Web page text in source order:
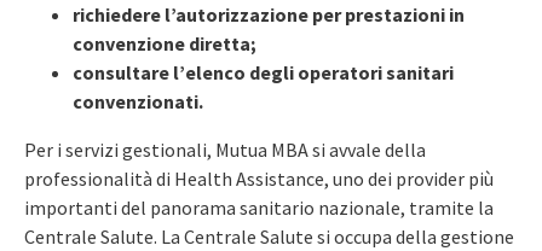
richiedere l’autorizzazione per prestazioni in
convenzione diretta;
consultare l’elenco degli operatori sanitari
convenzionati.
Per i servizi gestionali, Mutua MBA si avvale della
professionalità di Health Assistance, uno dei provider più
importanti del panorama sanitario nazionale, tramite la
Centrale Salute. La Centrale Salute si occupa della gestione